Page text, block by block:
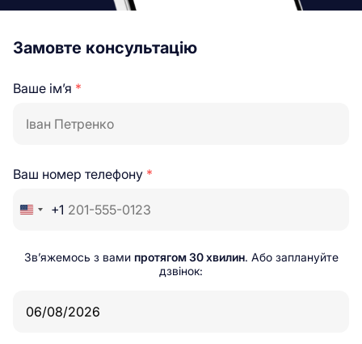
Замовте консультацію
Ваше ім’я *
Ваш номер телефону *
+1
Зв’яжемось з вами протягом 30 хвилин. Або заплануйте
дзвінок: